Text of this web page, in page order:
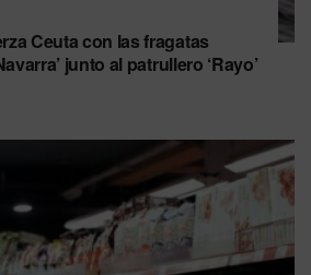
Ceuta con las fragatas
junto al patrullero ‘Rayo’